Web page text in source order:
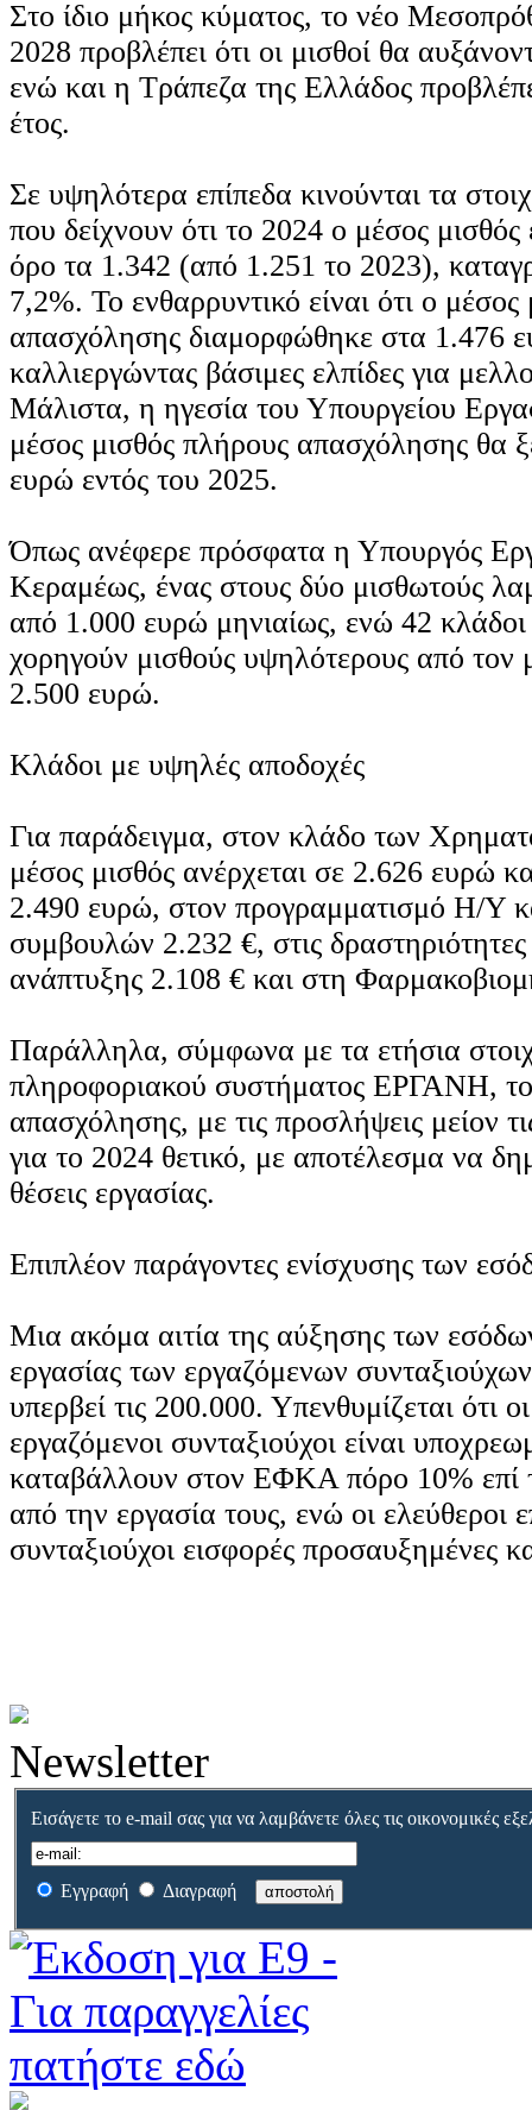
Στο ίδιο μήκος κύματος, το νέο
2028 προβλέπει ότι οι μισθοί θα
ενώ και η Τράπεζα της Ελλάδος
έτος.
Σε υψηλότερα επίπεδα κινούνται τα
που δείχνουν ότι το 2024 ο μέσος
όρο τα 1.342 (από 1.251 το 2023),
7,2%. Το ενθαρρυντικό είναι ότι ο
απασχόλησης διαμορφώθηκε στα 1.476
καλλιεργώντας βάσιμες ελπίδες για
Μάλιστα, η ηγεσία του Υπουργείου
μέσος μισθός πλήρους απασχόλησης θα
ευρώ εντός του 2025.
Όπως ανέφερε πρόσφατα η Υπουργός
Κεραμέως, ένας στους δύο μισθωτούς
από 1.000 ευρώ μηνιαίως, ενώ 42 κλάδοι
χορηγούν μισθούς υψηλότερους από τον
2.500 ευρώ.
Κλάδοι με υψηλές αποδοχές
Για παράδειγμα, στον κλάδο των
μέσος μισθός ανέρχεται σε 2.626 ευρώ
2.490 ευρώ, στον προγραμματισμό Η/Υ
συμβουλών 2.232 €, στις δραστηριότητες
ανάπτυξης 2.108 € και στη
Παράλληλα, σύμφωνα με τα ετήσια
πληροφοριακού συστήματος ΕΡΓΑΝΗ, το
απασχόλησης, με τις προσλήψεις μείον
για το 2024 θετικό, με αποτέλεσμα να
θέσεις εργασίας.
Επιπλέον παράγοντες ενίσχυσης των
Μια ακόμα αιτία της αύξησης των
εργασίας των εργαζόμενων
υπερβεί τις 200.000. Υπενθυμίζεται ότι
εργαζόμενοι συνταξιούχοι είναι
καταβάλλουν στον ΕΦΚΑ πόρο 10% επί
από την εργασία τους, ενώ οι ελεύθεροι
συνταξιούχοι εισφορές προσαυξημένες
Newsletter
Εισάγετε το e-mail σας για να λαμβάνετε όλες τις οικονομικές
Εγγραφή Διαγραφή αποστολή